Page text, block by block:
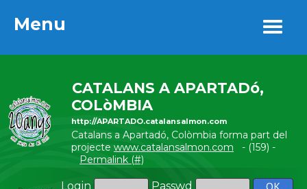
Menu
CATALANS A APARTADó,
COLòMBIA
http://APARTADO.catalansalmon.com
Catalans a Apartadó, Colòmbia forma part del
projecte www.catalansalmon.com - (159) -
Permalink (#)
Login Passwd
Menu